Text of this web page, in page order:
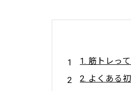
1. 筋トレっ
2. よくある